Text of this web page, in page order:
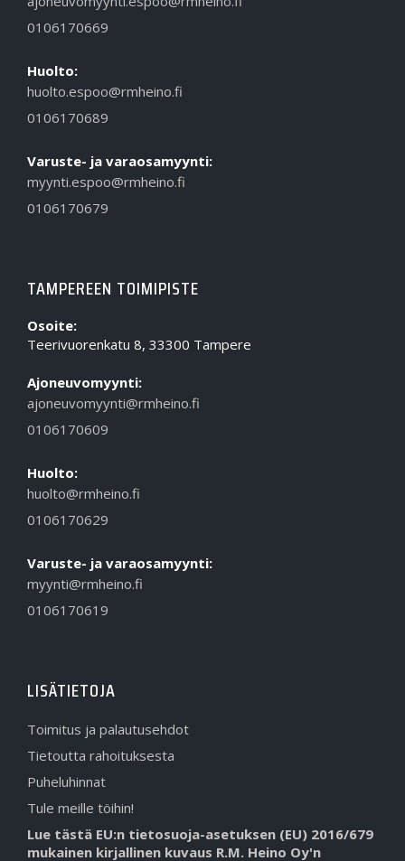
0106170669
Huolto:
huolto.espoo@rmheino.fi
0106170689
Varuste- ja varaosamyynti:
myynti.espoo@rmheino.fi
0106170679
TAMPEREEN TOIMIPISTE
Osoite:
Teerivuorenkatu 8, 33300 Tampere
Ajoneuvomyynti:
ajoneuvomyynti@rmheino.fi
0106170609
Huolto:
huolto@rmheino.fi
0106170629
Varuste- ja varaosamyynti:
myynti@rmheino.fi
0106170619
LISÄTIETOJA
Toimitus ja palautusehdot
Tietoutta rahoituksesta
Puheluhinnat
Tule meille töihin!
Lue tästä EU:n tietosuoja-asetuksen (EU) 2016/679
mukainen kirjallinen kuvaus R.M. Heino Oy'n